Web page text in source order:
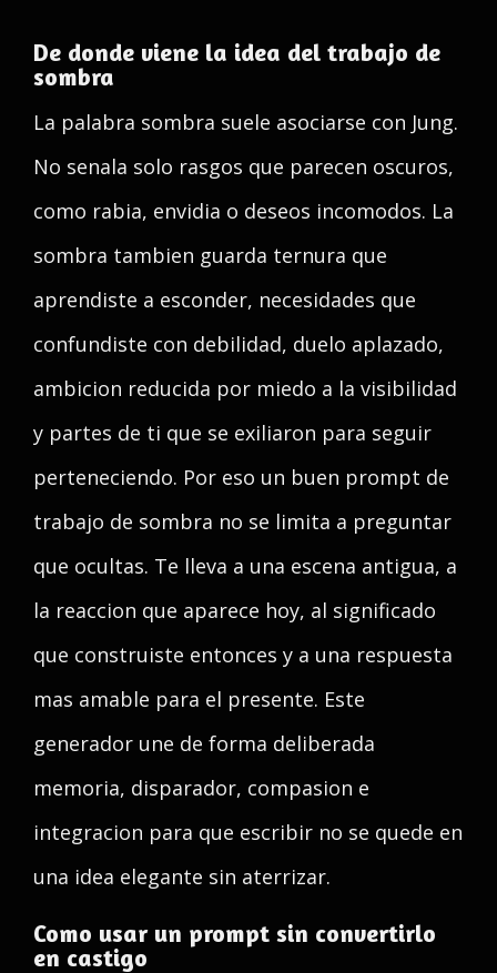
De donde viene la idea del trabajo de
sombra
La palabra sombra suele asociarse con Jung.
No senala solo rasgos que parecen oscuros,
como rabia, envidia o deseos incomodos. La
sombra tambien guarda ternura que
aprendiste a esconder, necesidades que
confundiste con debilidad, duelo aplazado,
ambicion reducida por miedo a la visibilidad
y partes de ti que se exiliaron para seguir
perteneciendo. Por eso un buen prompt de
trabajo de sombra no se limita a preguntar
que ocultas. Te lleva a una escena antigua, a
la reaccion que aparece hoy, al significado
que construiste entonces y a una respuesta
mas amable para el presente. Este
generador une de forma deliberada
memoria, disparador, compasion e
integracion para que escribir no se quede en
una idea elegante sin aterrizar.
Como usar un prompt sin convertirlo
en castigo